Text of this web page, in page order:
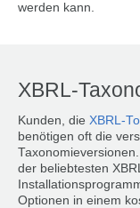
werden kann.
XBRL-
Kunden, die XBRL-
benötigen oft die
der beliebtesten
Optionen in einem